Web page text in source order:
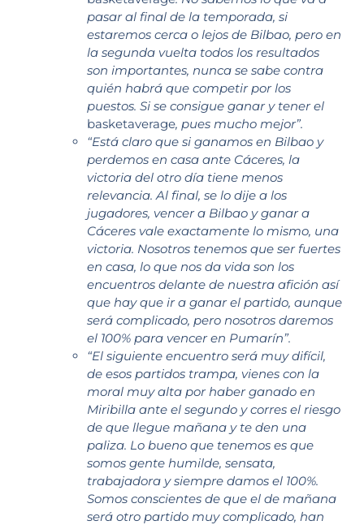
pasar al final de la temporada, si
estaremos cerca o lejos de Bilbao, pero en
la segunda vuelta todos los resultados
son importantes, nunca se sabe contra
quién habrá que competir por los
puestos. Si se consigue ganar y tener el
basketaverage, pues mucho mejor”.
“Está claro que si ganamos en Bilbao y
perdemos en casa ante Cáceres, la
victoria del otro día tiene menos
relevancia. Al final, se lo dije a los
jugadores, vencer a Bilbao y ganar a
Cáceres vale exactamente lo mismo, una
victoria. Nosotros tenemos que ser fuertes
en casa, lo que nos da vida son los
encuentros delante de nuestra afición así
que hay que ir a ganar el partido, aunque
será complicado, pero nosotros daremos
el 100% para vencer en Pumarín”.
“El siguiente encuentro será muy difícil,
de esos partidos trampa, vienes con la
moral muy alta por haber ganado en
Miribilla ante el segundo y corres el riesgo
de que llegue mañana y te den una
paliza. Lo bueno que tenemos es que
somos gente humilde, sensata,
trabajadora y siempre damos el 100%.
Somos conscientes de que el de mañana
será otro partido muy complicado, han